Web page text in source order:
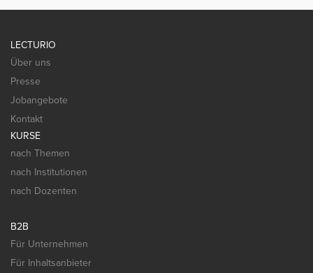
LECTURIO
Über uns
Presse
Jobangebote
Kontakt
KURSE
nach Themen
nach Institutionen
nach Dozenten
B2B
Für Unternehmen
Für Inhaltsanbieter